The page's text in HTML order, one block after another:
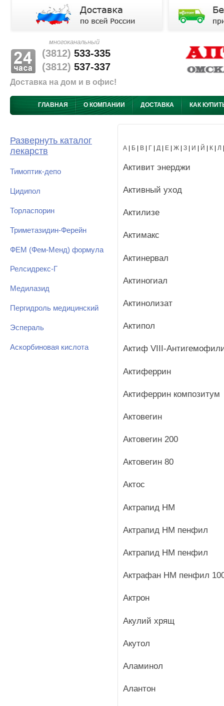
многоканальный
(3812) 533-335
(3812) 537-337
Доставка на дом и в офис!
ГЛАВНАЯ О КОМПАНИИ ДОСТАВКА КАК
Развернуть каталог
лекарств
Тимоптик-депо
Цидипол
Торласпорин
Триметазидин-Ферейн
ФЕМ (Фем-Менд) формула
Релсидрекс-Г
Медилазид
Пергидроль медицинский
Эспераль
Аскорбиновая кислота
А Б В Г Д Е Ж З И Й К Л
Активит энерджи
Активный уход
Актилизе
Актимакс
Актинервал
Актиногиал
Актинолизат
Актипол
Актиф VIII-
Актиферрин
Актиферрин композитум
Актовегин
Актовегин 200
Актовегин 80
Актос
Актрапид HM
Актрапид HM пенфил
Актрапид HM пенфил
Актрафан HM пенфил
Актрон
Акулий хрящ
Акутол
Аламинол
Алантон